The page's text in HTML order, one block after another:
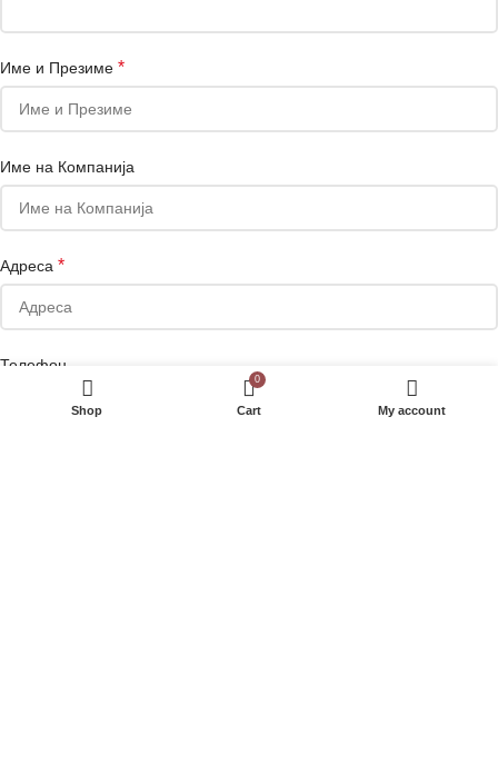
Име и Презиме *
Име на Компанија
Адреса *
Телефон
Shop
0
Cart My account